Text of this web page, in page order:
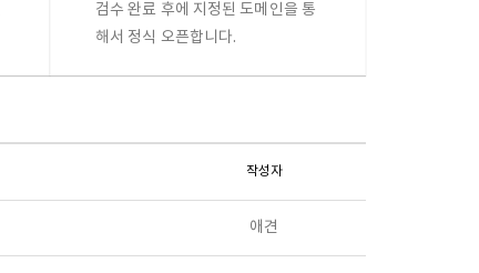
검수 완료 후에 지정된 도메인을 통
해서 정식 오픈합니다.
작성자
애견